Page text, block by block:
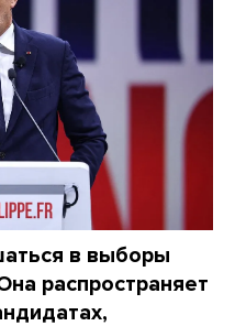
в выборы
распространяет